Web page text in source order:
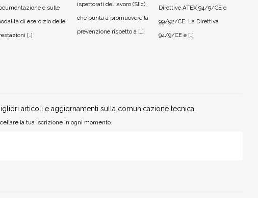
e sulle
di esercizio delle
[…]
ispettorati del lavoro (Slic),
che punta a promuovere la
prevenzione rispetto a […]
Direttive ATEX 94/9/CE e
99/92/CE. La Direttiva
94/9/CE è […]
articoli e aggiornamenti sulla comunicazione tecnica.
la tua iscrizione in ogni momento.